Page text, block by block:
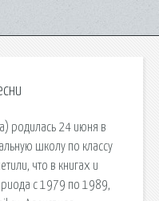
родилась 24 июня в
школу по классу
что в книгах и
с 1979 по 1989,